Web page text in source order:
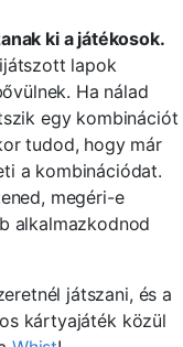
ki a játékosok.
lapok
Ha nálad
egy kombinációt
tudod, hogy már
a kombinációdat.
megéri-e
alkalmazkodnod
játszani, és a
kártyajáték közül